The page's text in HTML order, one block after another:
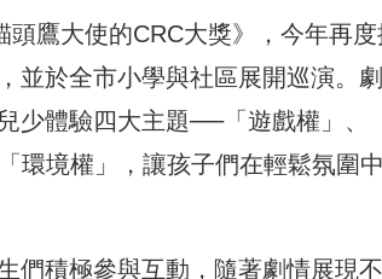
鷹大使的CRC大獎》，今年再
並於全市小學與社區展開巡演。
少體驗四大主題──「遊戲權」、
環境權」，讓孩子們在輕鬆氛圍
們積極參與互動，隨著劇情展現